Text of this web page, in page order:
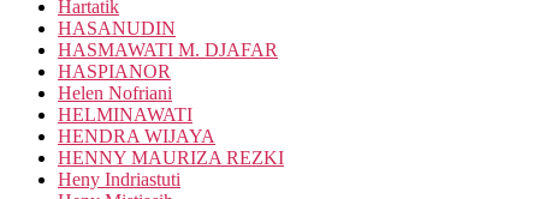
Hartatik
HASANUDIN
HASMAWATI M. DJAFAR
HASPIANOR
Helen Nofriani
HELMINAWATI
HENDRA WIJAYA
HENNY MAURIZA REZKI
Heny Indriastuti